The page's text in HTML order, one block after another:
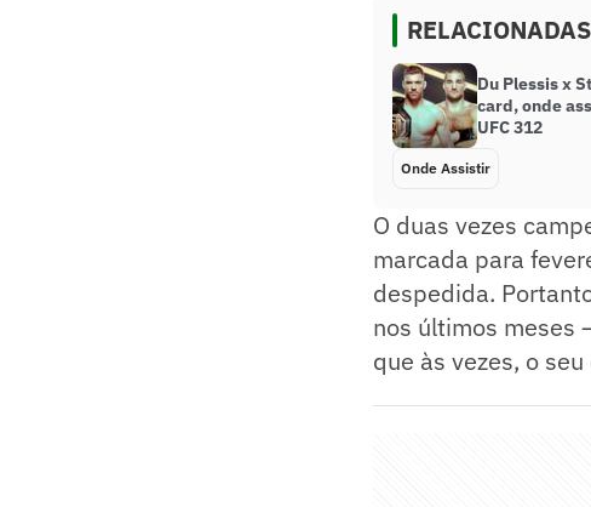
RELACIONADAS
Du Plessis x
card, onde
UFC 312
Onde Assistir
O duas vezes
marcada para
despedida.
nos últimos meses
que às vezes, o